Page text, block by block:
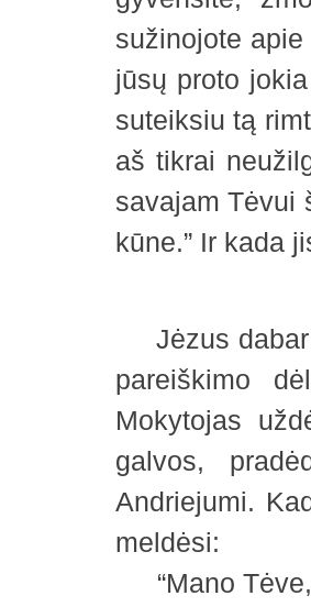
sužinojote
jūsų proto
suteiksiu tą
aš tikrai
savajam Tėvui
kūne.” Ir kada
Jėzus dabar
pareiškimo
Mokytojas
galvos,
Andriejumi.
meldėsi:
“Mano Tėve,